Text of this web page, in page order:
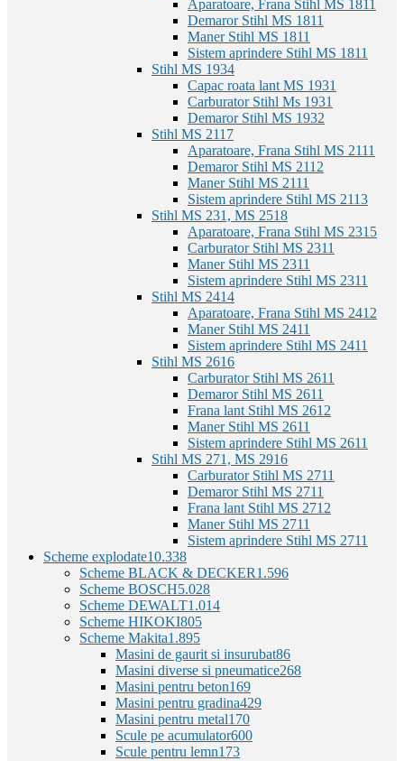
Aparatoare, Frana Stihl MS 1811
Demaror Stihl MS 1811
Maner Stihl MS 1811
Sistem aprindere Stihl MS 1811
Stihl MS 1934
Capac roata lant MS 1931
Carburator Stihl Ms 1931
Demaror Stihl MS 1932
Stihl MS 211 7
Aparatoare, Frana Stihl MS 2111
Demaror Stihl MS 211 2
Maner Stihl MS 2111
Sistem aprindere Stihl MS 2113
Stihl MS 231, MS 2518
Aparatoare, Frana Stihl MS 231 5
Carburator Stihl MS 2311
Maner Stihl MS 2311
Sistem aprindere Stihl MS 2311
Stihl MS 2414
Aparatoare, Frana Stihl MS 241 2
Maner Stihl MS 2411
Sistem aprindere Stihl MS 2411
Stihl MS 2616
Carburator Stihl MS 2611
Demaror Stihl MS 2611
Frana lant Stihl MS 261 2
Maner Stihl MS 2611
Sistem aprindere Stihl MS 2611
Stihl MS 271, MS 2916
Carburator Stihl MS 2711
Demaror Stihl MS 2711
Frana lant Stihl MS 271 2
Maner Stihl MS 2711
Sistem aprindere Stihl MS 2711
Scheme explodate10.338
Scheme BLACK & DECKER1.596
Scheme BOSCH5.028
Scheme DEWALT1.014
Scheme HIKOKI805
Scheme Makita1.895
Masini de gaurit si insurubat86
Masini diverse si pneumatice268
Masini pentru beton169
Masini pentru gradina429
Masini pentru metal170
Scule pe acumulator600
Scule pentru lemn173